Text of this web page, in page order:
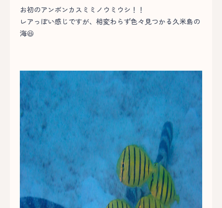
お初のアンボンカスミミノウミウシ！！
レアっぽい感じですが、相変わらず色々見つかる久米島の
海😆